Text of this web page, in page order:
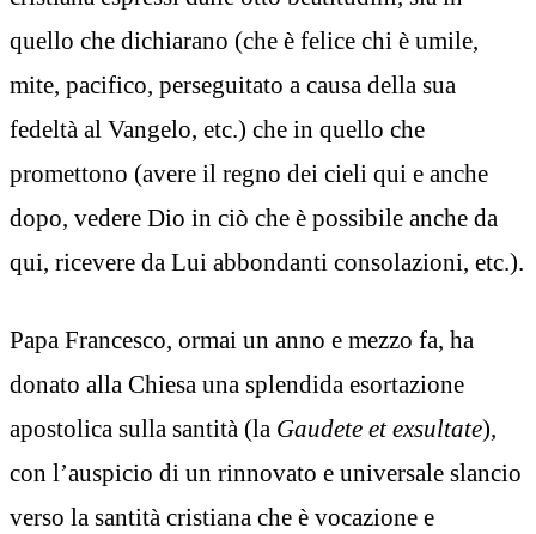
quello che dichiarano (che è felice chi è umile,
mite, pacifico, perseguitato a causa della sua
fedeltà al Vangelo, etc.) che in quello che
promettono (avere il regno dei cieli qui e anche
dopo, vedere Dio in ciò che è possibile anche da
qui, ricevere da Lui abbondanti consolazioni, etc.).
Papa Francesco, ormai un anno e mezzo fa, ha
donato alla Chiesa una splendida esortazione
apostolica sulla santità (la Gaudete et exsultate),
con l’auspicio di un rinnovato e universale slancio
verso la santità cristiana che è vocazione e